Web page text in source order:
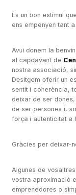
És un bon estímul
ens empenyen tant
Avui donem la
al capdavant de
nostra associació,
Desitgem oferir un
sentit i coherència,
deixar de ser
de ser persones i,
força i autenticitat a
Gràcies per deixar-
Algunes de
vostra aproximació
emprenedores o